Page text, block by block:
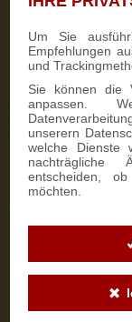
Um Sie
Empfehlungen
und
Sie können die
anpassen.
unserern
welche Dienste
nachträgliche
entscheiden,
möchten.
333
700g Feinster
im
15,90
ZUM PRODUKT